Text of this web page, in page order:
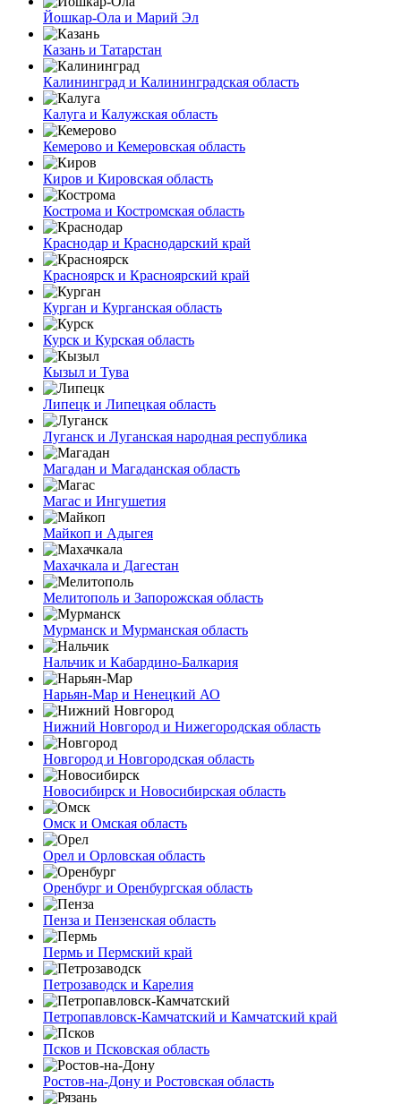
Йошкар-Ола и Марий Эл
Казань и Татарстан
Калининград и Калининградская область
Калуга и Калужская область
Кемерово и Кемеровская область
Киров и Кировская область
Кострома и Костромская область
Краснодар и Краснодарский край
Красноярск и Красноярский край
Курган и Курганская область
Курск и Курская область
Кызыл и Тува
Липецк и Липецкая область
Луганск и Луганская народная республика
Магадан и Магаданская область
Магас и Ингушетия
Майкоп и Адыгея
Махачкала и Дагестан
Мелитополь и Запорожская область
Мурманск и Мурманская область
Нальчик и Кабардино-Балкария
Нарьян-Мар и Ненецкий АО
Нижний Новгород и Нижегородская область
Новгород и Новгородская область
Новосибирск и Новосибирская область
Омск и Омская область
Орел и Орловская область
Оренбург и Оренбургская область
Пенза и Пензенская область
Пермь и Пермский край
Петрозаводск и Карелия
Петропавловск-Камчатский и Камчатский край
Псков и Псковская область
Ростов-на-Дону и Ростовская область